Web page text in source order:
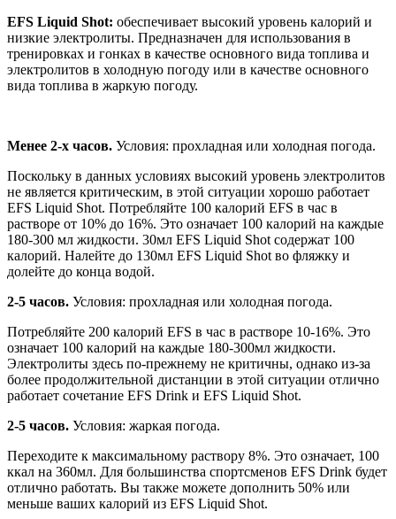
EFS Liquid Shot: обеспечивает высокий уровень калорий и
низкие электролиты. Предназначен для использования в
тренировках и гонках в качестве основного вида топлива и
электролитов в холодную погоду или в качестве основного
вида топлива в жаркую погоду.
Менее 2-х часов. Условия: прохладная или холодная погода.
Поскольку в данных условиях высокий уровень электролитов
не является критическим, в этой ситуации хорошо работает
EFS Liquid Shot. Потребляйте 100 калорий EFS в час в
растворе от 10% до 16%. Это означает 100 калорий на каждые
180-300 мл жидкости. 30мл EFS Liquid Shot содержат 100
калорий. Налейте до 130мл EFS Liquid Shot во фляжку и
долейте до конца водой.
2-5 часов. Условия: прохладная или холодная погода.
Потребляйте 200 калорий EFS в час в растворе 10-16%. Это
означает 100 калорий на каждые 180-300мл жидкости.
Электролиты здесь по-прежнему не критичны, однако из-за
более продолжительной дистанции в этой ситуации отлично
работает сочетание EFS Drink и EFS Liquid Shot.
2-5 часов. Условия: жаркая погода.
Переходите к максимальному раствору 8%. Это означает, 100
ккал на 360мл. Для большинства спортсменов EFS Drink будет
отлично работать. Вы также можете дополнить 50% или
меньше ваших калорий из EFS Liquid Shot.